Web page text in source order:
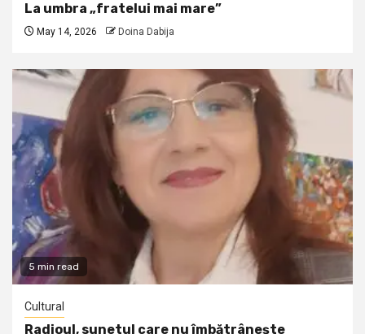
La umbra „fratelui mai mare”
May 14, 2026 Doina Dabija
5 min read
Cultural
Radioul, sunetul care nu îmbătrânește